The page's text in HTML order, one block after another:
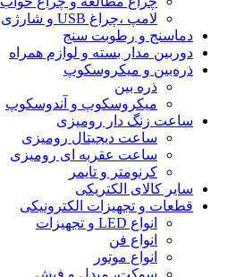
لامپ ،چراغ USB و شارژی
دماسنج و رطوبت سنج
دوربین مدار بسته و لوازم همراه
ذره‌بین و میکروسکوپ
ذره بین
میکروسکوپ و آندوسکوپ
ساعت زنگ دار رومیزی
ساعت دیجیتال رومیزی
ساعت عقربه ای رومیزی
کرنومتر و تایمر
سایر کالای الکتریکی
قطعات و تجهیزات الکترونیکی
انواع LED و تجهیزات
انواع فن
انواع موتور